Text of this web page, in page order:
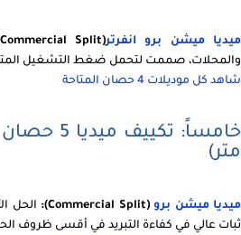
ميديا ميشن برو انفرتر(Commercial Split):
والمحلات، صممت لتحمل ضغط التشغيل
شاهد كل موديلات 4 حصان المتاحة
متر)
ميديا ميشن برو(Commercial Split):
الحل
ثبات عالي في كفاءة التبريد في أقسى ظروف